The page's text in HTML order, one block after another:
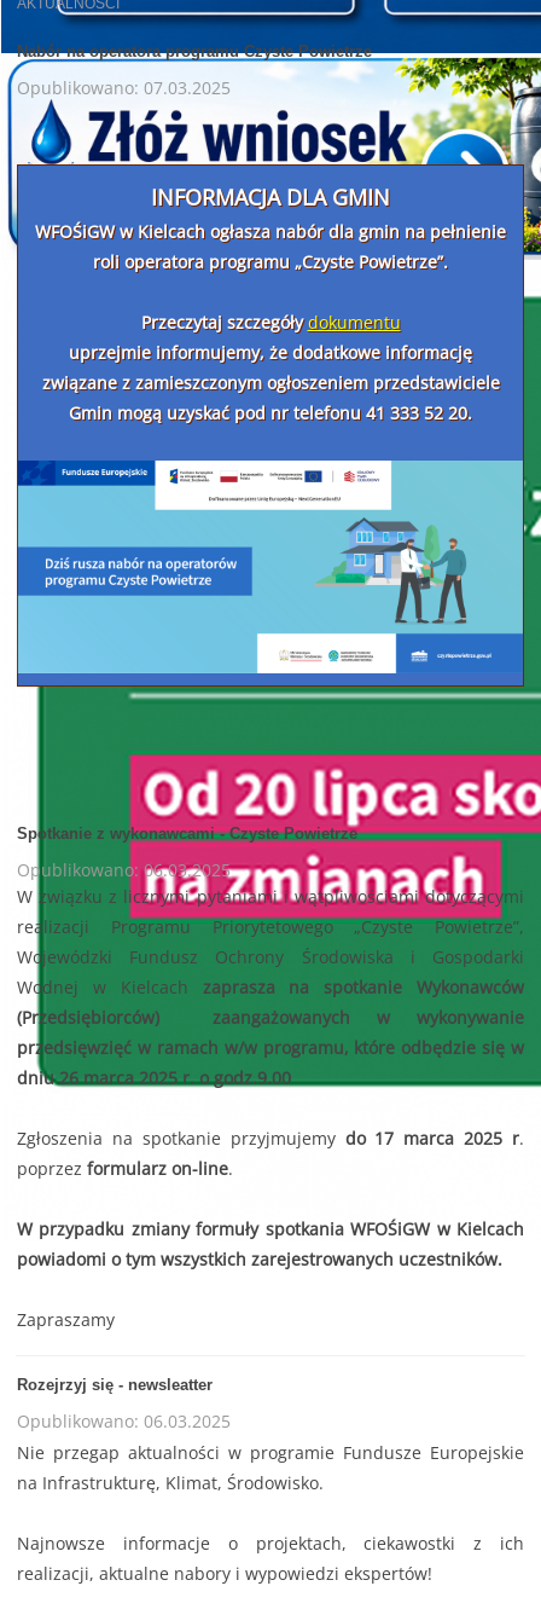
AKTUALNOŚCI
Nabór na operatora programu Czyste Powietrze
Opublikowano: 07.03.2025
INFORMACJA DLA GMIN
WFOŚiGW w Kielcach ogłasza nabór dla gmin na pełnienie
roli operatora programu „Czyste Powietrze”.
Przeczytaj szczegółydokumentu
uprzejmie informujemy, że dodatkowe informację
związane z zamieszczonym ogłoszeniem przedstawiciele
Gmin mogą uzyskać pod nr telefonu 41 333 52 20.
Spotkanie z wykonawcami - Czyste Powietrze
Opublikowano: 06.03.2025
W związku z licznymi pytaniami i wątpliwościami dotyczącymi
realizacji Programu Priorytetowego „Czyste Powietrze”,
Wojewódzki Fundusz Ochrony Środowiska i Gospodarki
Wodnej w Kielcach zaprasza na spotkanie Wykonawców
(Przedsiębiorców) zaangażowanych w wykonywanie
przedsięwzięć w ramach w/w programu, które odbędzie się w
dniu 26 marca 2025 r. o godz.9.00
Zgłoszenia na spotkanie przyjmujemy do 17 marca 2025 r.
poprzez formularz on-line.
W przypadku zmiany formuły spotkania WFOŚiGW w Kielcach
powiadomi o tym wszystkich zarejestrowanych uczestników.
Zapraszamy
Rozejrzyj się - newsleatter
Opublikowano: 06.03.2025
Nie przegap aktualności w programie Fundusze Europejskie
na Infrastrukturę, Klimat, Środowisko.
Najnowsze informacje o projektach, ciekawostki z ich
realizacji, aktualne nabory i wypowiedzi ekspertów!